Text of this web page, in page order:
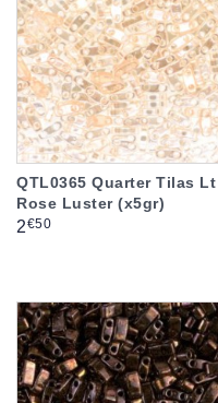
QTL0365 Quarter Tilas Lt
Rose Luster (x5gr)
Prix
2€50